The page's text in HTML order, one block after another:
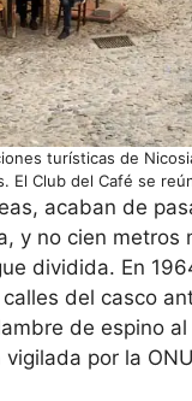
turísticas de
El Club del Café se
acaban de
y no cien
dividida. En
del casco
de espino
por la